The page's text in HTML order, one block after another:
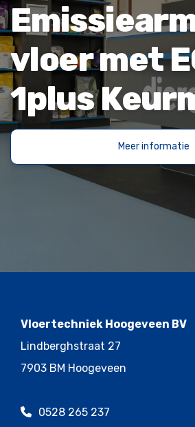
vloer met
1plus
Meer informatie
Vloertechniek Hoogeveen BV
Lindberghstraat 27
7903 BM Hoogeveen
0528 265 237